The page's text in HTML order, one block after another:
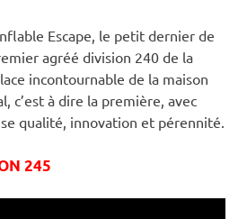
Escape, le petit dernier de
agréé division 240 de la
incontournable de la maison
c’est à dire la première, avec
qualité, innovation et pérennité.
245